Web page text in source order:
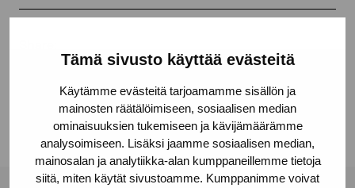
Tämä sivusto käyttää evästeitä
Käytämme evästeitä tarjoamamme sisällön ja
mainosten räätälöimiseen, sosiaalisen median
ominaisuuksien tukemiseen ja kävijämäärämme
analysoimiseen. Lisäksi jaamme sosiaalisen median,
mainosalan ja analytiikka-alan kumppaneillemme tietoja
siitä, miten käytät sivustoamme. Kumppanimme voivat